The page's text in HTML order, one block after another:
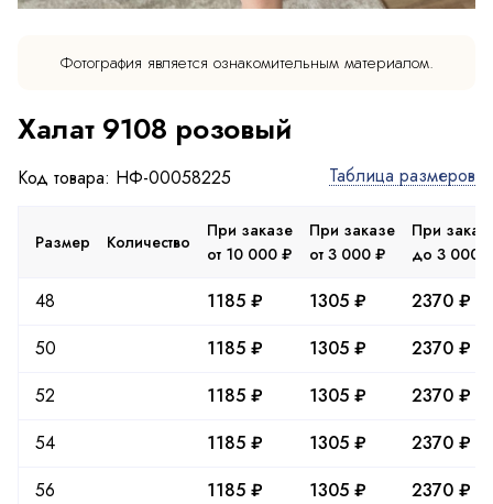
Фотография является ознакомительным материалом.
Халат 9108 розовый
Код товара: НФ-00058225 Таблица размеров
Размер Количество
При заказе
от 10 000 ₽
При заказе
от 3 000 ₽
При
до 3 000 ₽
48 1185 ₽ 1305 ₽
2370 ₽
50
1185 ₽ 1305 ₽
2370 ₽
52
1185 ₽ 1305 ₽
2370 ₽
54
1185 ₽ 1305 ₽
2370 ₽
56
1185 ₽ 1305 ₽
2370 ₽